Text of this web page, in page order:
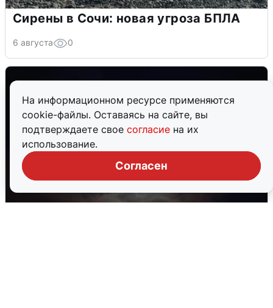
На информационном ресурсе применяются
cookie-файлы. Оставаясь на сайте, вы
подтверждаете свое согласие на их
использование.
Согласен
Сирены в Сочи: новая угроза БПЛА
6 августа 0